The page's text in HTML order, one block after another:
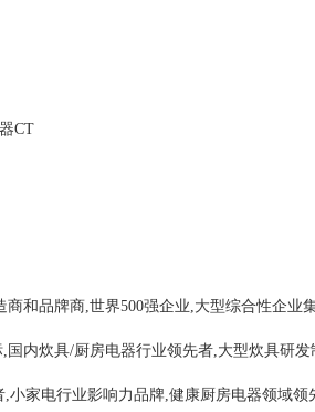
CT
商和品牌商,世界500强企业,大型综合性企业
国内炊具/厨房电器行业领先者,大型炊具研
,小家电行业影响力品牌,健康厨房电器领域